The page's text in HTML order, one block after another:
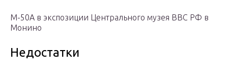
М-50А в экспозиции Центрального музея ВВС РФ в
Монино
Недостатки